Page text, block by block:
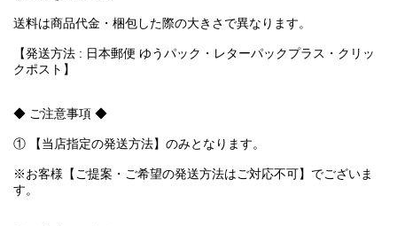
送料は商品代金・梱包した際の大きさで異なります。
【発送方法 : 日本郵便 ゆうパック・レターパックプラス・クリッ
クポスト】
◆ ご注意事項 ◆
① 【当店指定の発送方法】のみとなります。
※お客様【ご提案・ご希望の発送方法はご対応不可】でございま
す。